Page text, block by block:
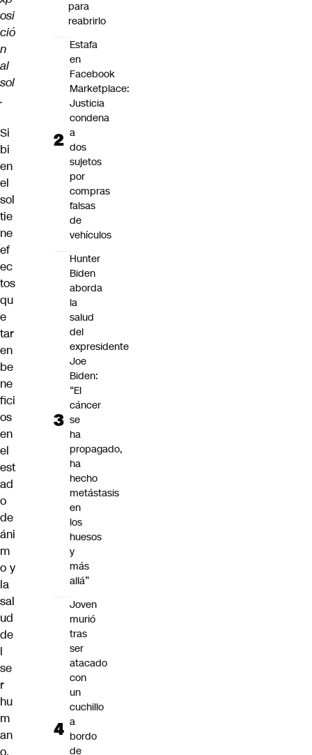
osi
ció
n
al
sol
.
Si
bi
en
el
sol
tie
ne
ef
ec
tos
qu
e
tar
en
be
ne
fici
os
en
el
est
ad
o
de
áni
m
o y
la
sal
ud
de
l
se
r
hu
m
an
o,
para
reabrirlo
Estafa
en
Facebook
Marketplace:
Justicia
condena
a
dos
sujetos
por
compras
falsas
de
vehículos
Hunter
Biden
aborda
la
salud
del
expresidente
Joe
Biden:
“El
cáncer
se
ha
propagado,
ha
hecho
metástasis
en
los
huesos
y
más
allá”
Joven
murió
tras
ser
atacado
con
un
cuchillo
a
bordo
de